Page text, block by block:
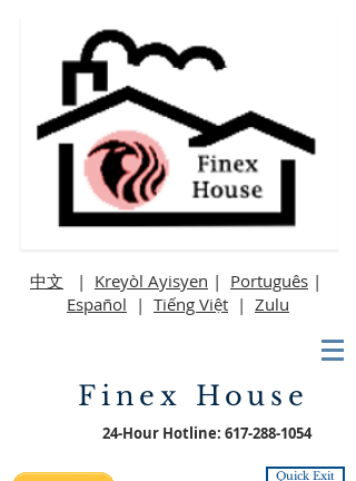
中文 | Kreyòl Ayisyen | Português |
Español | Tiếng Việt | Zulu
Finex House
24-Hour Hotline: 617-288-1054
Quick Exit